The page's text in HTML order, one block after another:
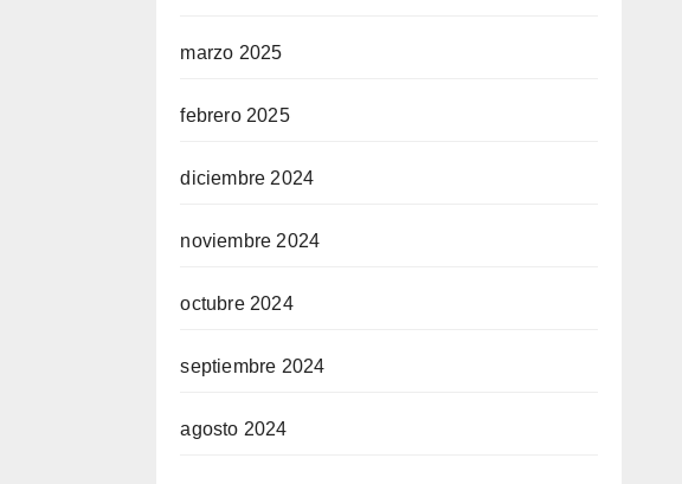
marzo 2025
febrero 2025
diciembre 2024
noviembre 2024
octubre 2024
septiembre 2024
agosto 2024